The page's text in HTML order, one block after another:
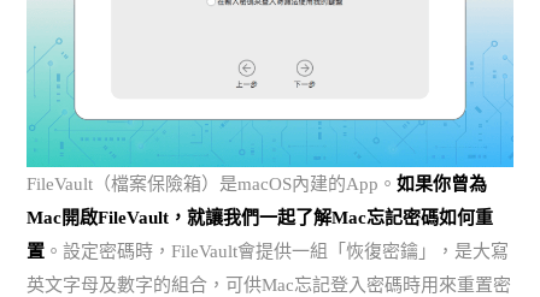
FileVault（檔案保險箱）是macOS內建的App。如果你曾為
Mac開啟FileVault，就讓我們一起了解Mac忘記密碼如何重
置 。設定密碼時，FileVault會提供一組「恢復密鑰」，是大寫
英文字母及數字的組合，可供Mac忘記登入密碼時用來重置密